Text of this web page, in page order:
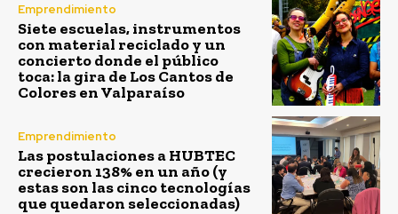
Emprendimiento
Siete escuelas, instrumentos
con material reciclado y un
concierto donde el público
toca: la gira de Los Cantos de
Colores en Valparaíso
Emprendimiento
Las postulaciones a HUBTEC
crecieron 138% en un año (y
estas son las cinco tecnologías
que quedaron seleccionadas)